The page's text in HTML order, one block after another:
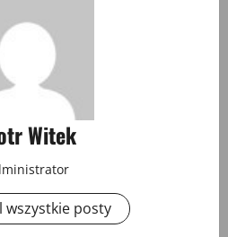
Witek
wszystkie posty